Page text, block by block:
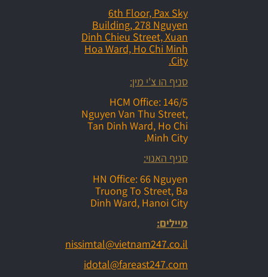
6th Floor, Pax Sky
Building, 278 Nguyen
Dinh Chieu Street, Xuan
Hoa Ward, Ho Chi Minh
City.
סניף הו צ'י מין:
HCM Office: 146/5
Nguyen Van Thu Street,
Tan Dinh Ward, Ho Chi
Minh City.
סניף האנוי:
HN Office: 66 Nguyen
Truong To Street, Ba
Dinh Ward, Hanoi City
מיילים:
nissimtal@vietnam247.co.il
idotal@fareast247.com